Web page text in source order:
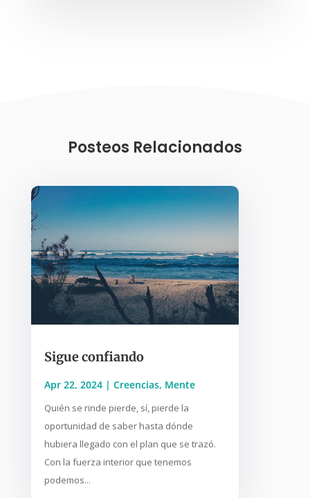
Posteos Relacionados
Sigue confiando
Apr 22, 2024| Creencias, Mente
Quién se rinde pierde, sí, pierde la
oportunidad de saber hasta dónde
hubiera llegado con el plan que se trazó.
Con la fuerza interior que tenemos
podemos...